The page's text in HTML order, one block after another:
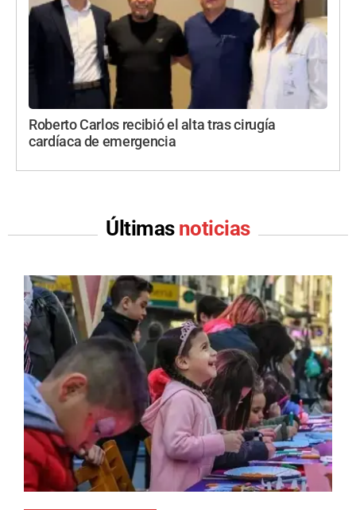
Roberto Carlos recibió el alta tras cirugía
cardíaca de emergencia
Últimas noticias